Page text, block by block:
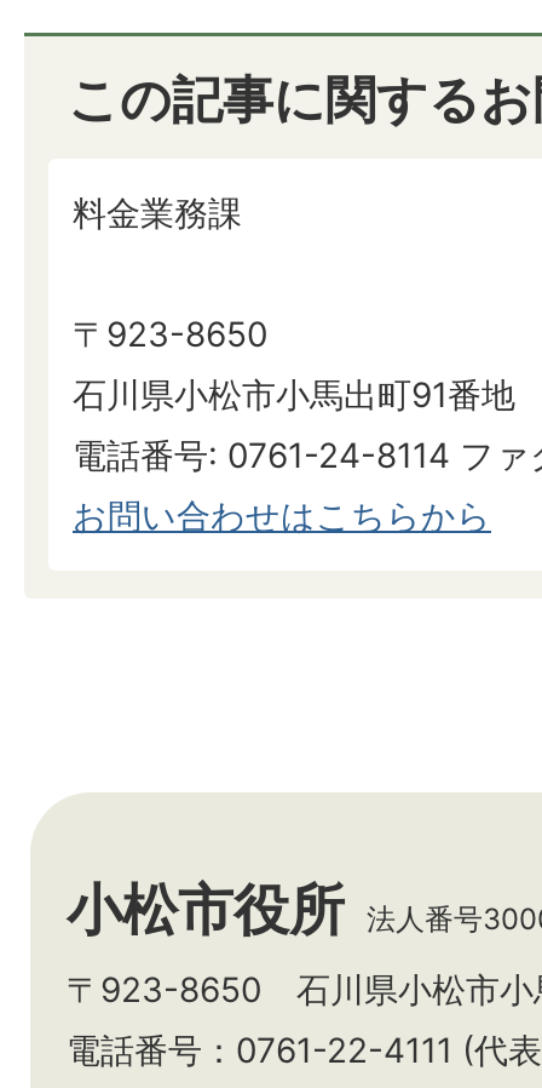
この記事に関する
料金業務課
〒923-8650
石川県小松市小馬出町91番地
電話番号: 0761-24-8114 フ
お問い合わせはこちらから
小松市役所 法人番号
〒923-8650 石川県小松市小
電話番号：0761-22-4111 (代